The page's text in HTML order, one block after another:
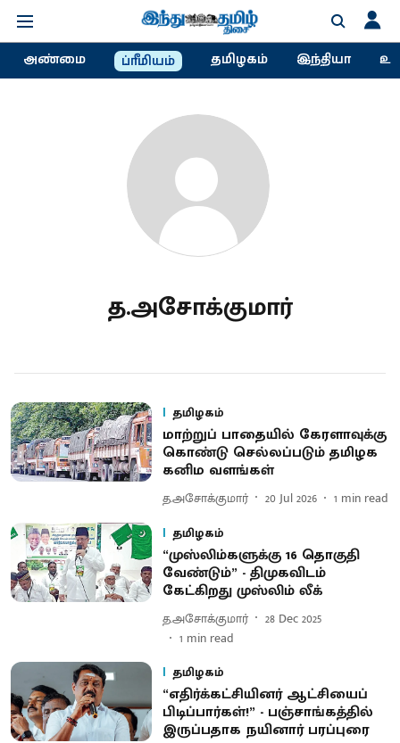
அண்மை ப்ரீமியம் தமிழகம் இந்தியா
த.அசோக்குமார்
தமிழகம்
மாற்றுப் பாதையில் கேரளாவுக்கு
கொண்டு செல்லப்படும் தமிழக
கனிம வளங்கள்
த.அசோக்குமார் 20 Jul 2026 1 min read
தமிழகம்
“முஸ்லிம்களுக்கு 16 தொகுதி
வேண்டும்” - திமுகவிடம்
கேட்கிறது முஸ்லிம் லீக்
த.அசோக்குமார்
28 Dec 2025
1 min read
தமிழகம்
“எதிர்க்கட்சியினர் ஆட்சியைப்
பிடிப்பார்கள்!” - பஞ்சாங்கத்தில்
இருப்பதாக நயினார் பரப்புரை